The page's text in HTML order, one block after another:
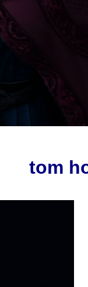
tom